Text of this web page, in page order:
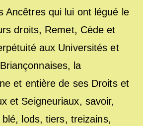
Ancêtres qui lui ont légué le
droits, Remet, Cède et
aux Universités et
la
et entière de ses Droits et
et Seigneuriaux, savoir,
lods, tiers, treizains,